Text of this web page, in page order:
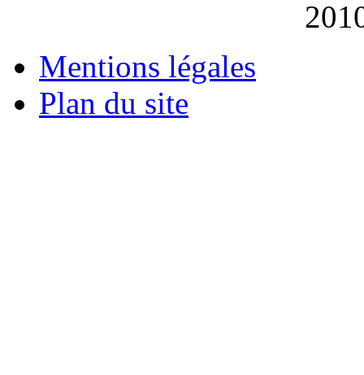
Mentions légales
Plan du site